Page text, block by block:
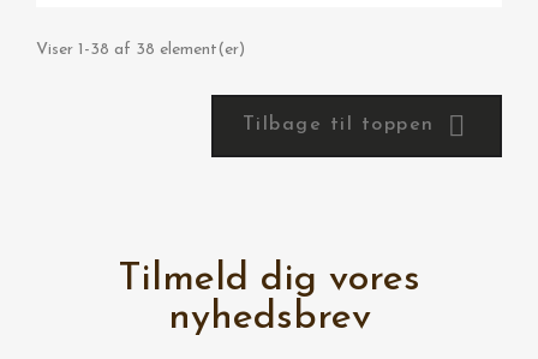
Viser 1-38 af 38 element(er)
Tilbage til toppen 
Tilmeld dig vores
nyhedsbrev